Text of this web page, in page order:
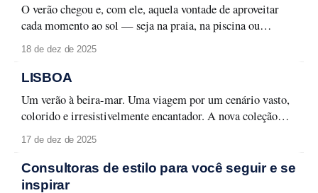
O verão chegou e, com ele, aquela vontade de aproveitar
cada momento ao sol — seja na praia, na piscina ou
naquele passeio ao ar livre. Para curtir a temporada sem
abrir mão do cuidado com a pele e da maquiagem
impecável, é fundamental ter um nécessaire preparado.
18 de dez de 2025
LISBOA
Um verão à beira-mar. Uma viagem por um cenário vasto,
colorido e irresistivelmente encantador. A nova coleção
Lisboa celebra a capital lusitana em toda a sua forma leve e
carismática, entre monumentos, azulejos e fachadas que
contam histórias memoráveis. Lisboa se revela em detalhes
que traduzem seu espírito urbano
17 de dez de 2025
Consultoras de estilo para você seguir e se
inspirar